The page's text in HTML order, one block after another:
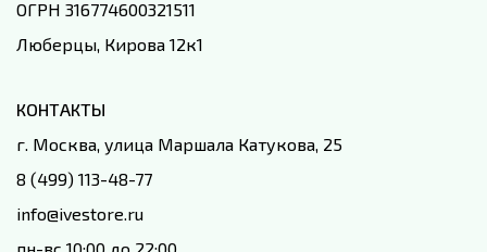
ОГРН 316774600321511
Люберцы, Кирова 12к1
КОНТАКТЫ
г. Москва, улица Маршала Катукова, 25
8 (499) 113-48-77
info@ivestore.ru
пн-вс 10:00 до 22:00